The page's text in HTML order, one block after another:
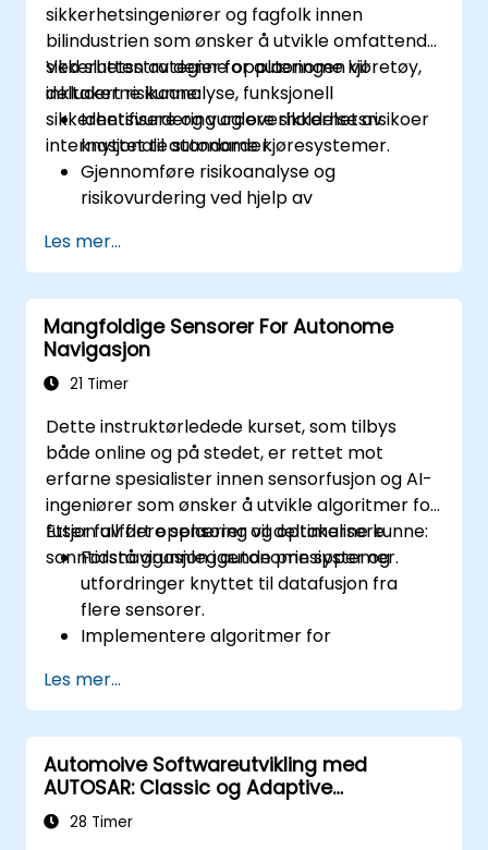
sikkerhetsingeniører og fagfolk innen
bilindustrien som ønsker å utvikle omfattende
sikkerhetsstrategier for autonome kjøretøy,
inkludert risikoanalyse, funksjonell
sikkerhetsvurdering og overholdelse av
internasjonale standarder.
Ved slutten av denne opplæringen vil
deltakerne kunne:
Identifisere og vurdere sikkerhetsrisikoer
knyttet til autonome kjøresystemer.
Gjennomføre risikoanalyse og
risikovurdering ved hjelp av
Implementere sikkerhetsvalidering og
verifiseringsmetoder for AV-systemer.
Anvende funksjonelle
sikkerhetsstandarder, som ISO 26262 og
SOTIF.
Utvikle risikoreduserende strategier for
autonome kjøretøy.
Les mer...
Mangfoldige Sensorer For Autonome
Navigasjon
21 Timer
Dette instruktørledede kurset, som tilbys
både online og på stedet, er rettet mot
erfarne spesialister innen sensorfusjon og AI-
ingeniører som ønsker å utvikle algoritmer for
fusjon av flere sensorer og optimalisere
sanntidsnavigasjon i autonome systemer.
Etter fullført opplæring vil deltakerne kunne:
Forstå grunnleggende prinsipper og
utfordringer knyttet til datafusjon fra
flere sensorer.
Implementere algoritmer for
autonome systemer.
Integrere data fra LiDAR, kameraer og
RADAR for å forbedre oppfattelsesevnen.
Analysere og evaluere ytelsen til
fusjonssystemet under ulike forhold.
Utvikle praktiske løsninger for
Les mer...
Automoive Softwareutvikling med
AUTOSAR: Classic og Adaptive
Plattformer
28 Timer